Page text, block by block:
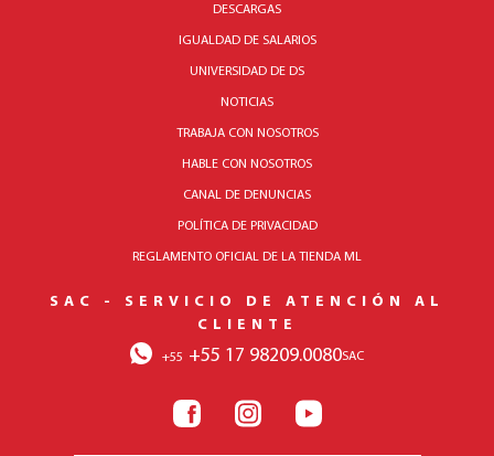
DESCARGAS
IGUALDAD DE SALARIOS
UNIVERSIDAD DE DS
NOTICIAS
TRABAJA CON NOSOTROS
HABLE CON NOSOTROS
CANAL DE DENUNCIAS
POLÍTICA DE PRIVACIDAD
REGLAMENTO OFICIAL DE LA TIENDA ML
SAC - SERVICIO DE ATENCIÓN AL
CLIENTE
+55 +55 17 98209.0080SAC